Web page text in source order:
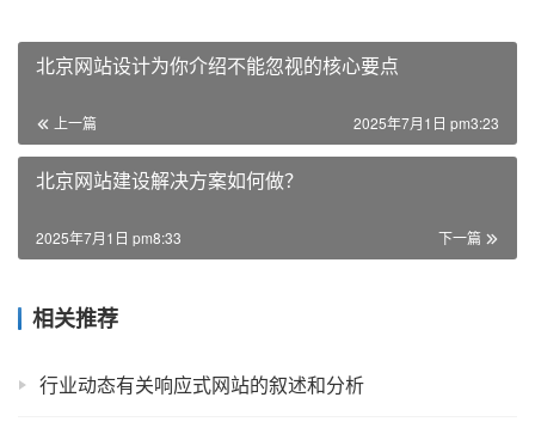
北京网站设计为你介绍不能忽视的核心要点
上一篇 2025年7月1日 pm3:23
北京网站建设解决方案如何做？
下一篇
2025年7月1日 pm8:33
相关推荐
行业动态有关响应式网站的叙述和分析